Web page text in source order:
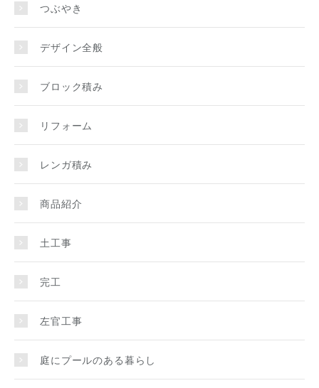
つぶやき
デザイン全般
ブロック積み
リフォーム
レンガ積み
商品紹介
土工事
完工
左官工事
庭にプールのある暮らし